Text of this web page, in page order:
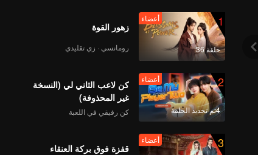
1
حلقة 36
أعضاء
زهور القوة
رومانسي · زي تقليدي
2
4تم تجديد الحلقة
أعضاء
كن لاعب الثاني لي (النسخة
غير المحذوفة)
كن رفيقي في اللعبة
3 أعضاء
قفزة فوق بركة العنقاء